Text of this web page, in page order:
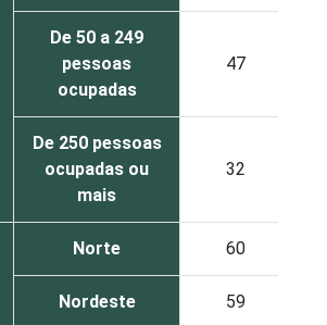
De 50 a 249
pessoas
ocupadas
47
De 250 pessoas
ocupadas ou
mais
32
Norte 60
Nordeste 59